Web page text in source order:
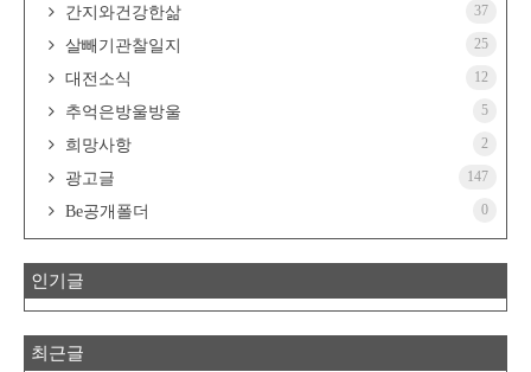
간지와건강한삶 37
살빼기관찰일지 25
대전소식 12
추억은방울방울 5
희망사항 2
광고글 147
Be공개폴더 0
인기글
최근글